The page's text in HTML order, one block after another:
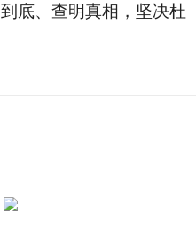
底、查明真相，坚决杜